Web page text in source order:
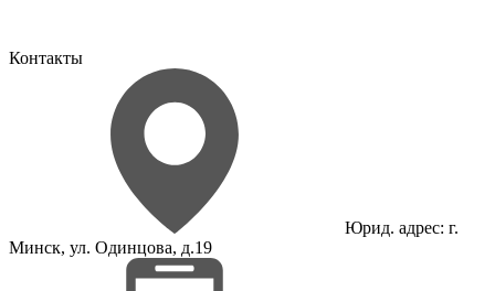
Контакты
Юрид. адрес: г.
Минск, ул. Одинцова, д.19